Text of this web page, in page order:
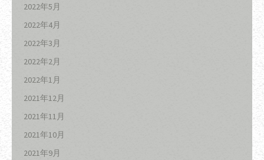
2022年5月
2022年4月
2022年3月
2022年2月
2022年1月
2021年12月
2021年11月
2021年10月
2021年9月